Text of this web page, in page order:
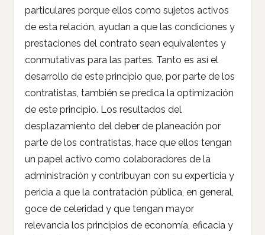
particulares porque ellos como sujetos activos
de esta relación, ayudan a que las condiciones y
prestaciones del contrato sean equivalentes y
conmutativas para las partes. Tanto es así el
desarrollo de este principio que, por parte de los
contratistas, también se predica la optimización
de este principio. Los resultados del
desplazamiento del deber de planeación por
parte de los contratistas, hace que ellos tengan
un papel activo como colaboradores de la
administración y contribuyan con su experticia y
pericia a que la contratación pública, en general,
goce de celeridad y que tengan mayor
relevancia los principios de economía, eficacia y